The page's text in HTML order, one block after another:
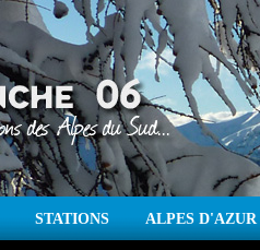
STATIONS ALPES D'AZUR